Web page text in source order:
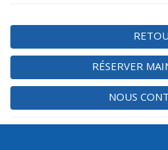
RÉSERVER
NOUS